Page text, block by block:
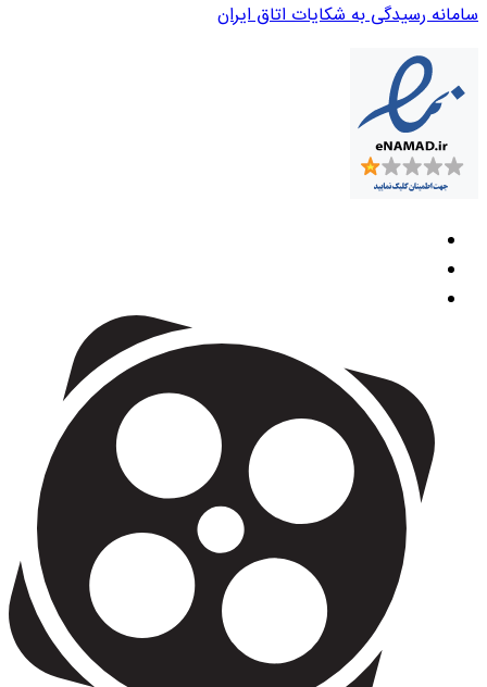
سامانه رسیدگی به شکایات اتاق ایران